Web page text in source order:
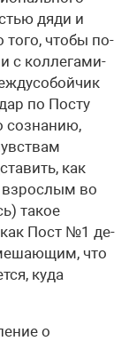
дяди и
того, чтобы по-
с коллегами-
по Посту
сознанию,
как
взрослым во
такое
как Пост №1 де-
что
куда
о